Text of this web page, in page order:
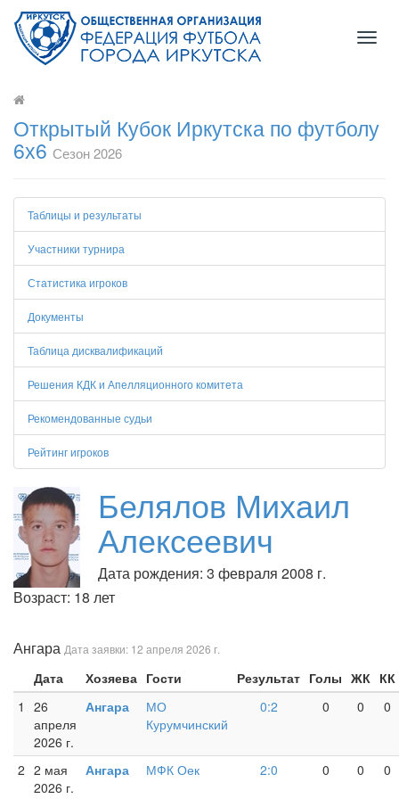
Открытый Кубок Иркутска по футболу
6х6 Сезон 2026
Таблицы и результаты
Участники турнира
Статистика игроков
Документы
Таблица дисквалификаций
Решения КДК и Апелляционного комитета
Рекомендованные судьи
Рейтинг игроков
Белялов Михаил
Алексеевич
Дата рождения: 3 февраля 2008 г.
Возраст: 18 лет
Ангара Дата заявки: 12 апреля 2026 г.
Дата Хозяева Гости Результат Голы ЖК КК
1
26
апреля
2026 г.
Ангара
МО
Курумчинский
0:2 0 0 0
2 2 мая
2026 г.
Ангара МФК Оек 2:0 0 0 0